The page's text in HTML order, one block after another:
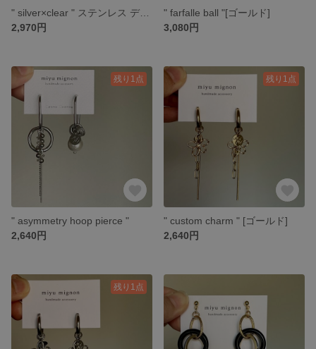
2,970円
" farfalle ball "[ゴールド]
3,080円
残り1点
" asymmetry hoop pierce "
2,640円
残り1点
" custom charm " [ゴールド]
2,640円
残り1点